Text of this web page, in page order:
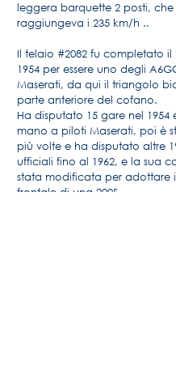
leggera barquette 2 posti, che
raggiungeva i 235 km/h ..
Il telaio #2082 fu completato il
1954 per essere uno degli
Maserati, da qui il triangolo
parte anteriore del cofano.
Ha disputato 15 gare nel 1954
mano a piloti Maserati, poi è
più volte e ha disputato altre
ufficiali fino al 1962, e la sua
stata modificata per adottare
frontale di una 200S.